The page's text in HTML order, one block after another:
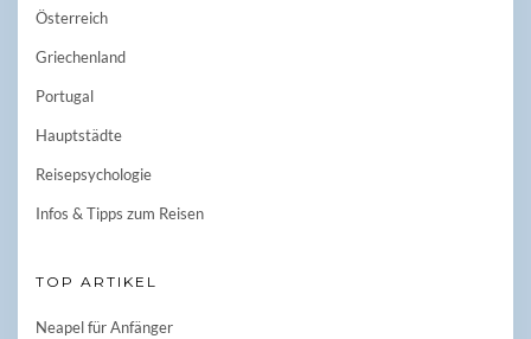
Österreich
Griechenland
Portugal
Hauptstädte
Reisepsychologie
Infos & Tipps zum Reisen
TOP ARTIKEL
Neapel für Anfänger